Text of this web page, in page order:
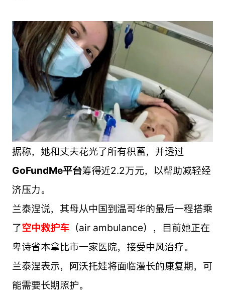
据称，她和丈夫花光了所有积蓄，并透过
GoFundMe平台筹得近2.2万元，以帮助减轻经
济压力。
兰泰涅说，其母从中国到温哥华的最后一程搭乘
了空中救护车（air ambulance），目前她正在
卑诗省本拿比市一家医院，接受中风治疗。
兰泰涅表示，阿沃托娃将面临漫长的康复期，可
能需要长期照护。